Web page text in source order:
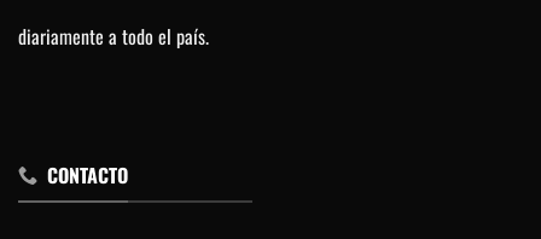
diariamente a todo el país.
CONTACTO